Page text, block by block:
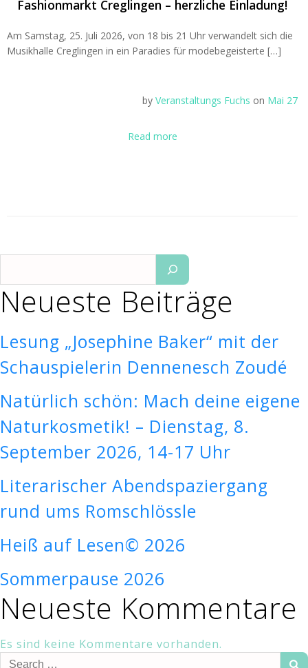
Fashionmarkt Creglingen – herzliche Einladung!
Am Samstag, 25. Juli 2026, von 18 bis 21 Uhr verwandelt sich die
Musikhalle Creglingen in ein Paradies für modebegeisterte […]
by Veranstaltungs Fuchs on Mai 27
Read more
Neueste Beiträge
Lesung „Josephine Baker“ mit der
Schauspielerin Dennenesch Zoudé
Natürlich schön: Mach deine eigene
Naturkosmetik! – Dienstag, 8.
September 2026, 14-17 Uhr
Literarischer Abendspaziergang
rund ums Romschlössle
Heiß auf Lesen© 2026
Sommerpause 2026
Neueste Kommentare
Es sind keine Kommentare vorhanden.
Search